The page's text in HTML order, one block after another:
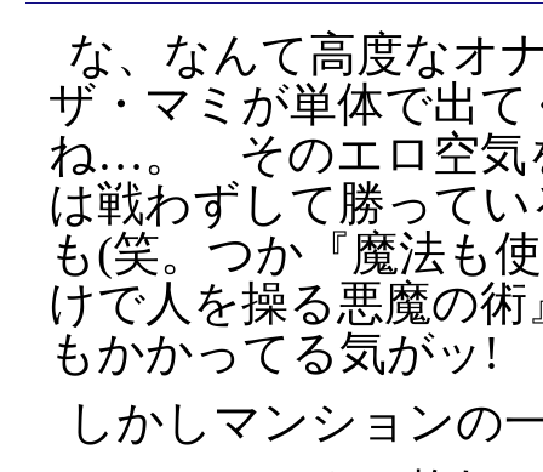
な、なんて高度な
ザ・マミが単体で出
ね…。 そのエロ空気
は戦わずして勝って
も(笑。つか『魔法も
けで人を操る悪魔の
もかかってる気がッ!
しかしマンションの